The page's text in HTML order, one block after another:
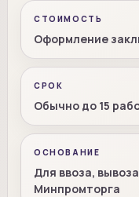
СТОИМОСТЬ
Оформление
СРОК
Обычно до 15
ОСНОВАНИЕ
Для ввоза,
Минпромторга